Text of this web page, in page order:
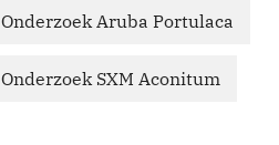
Onderzoek Aruba Portulaca
Onderzoek SXM Aconitum